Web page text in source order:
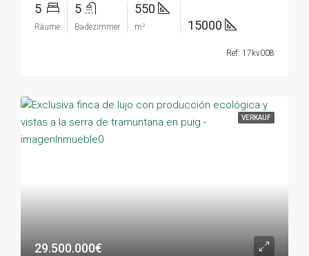
5
Räume
5
Badezimmer
550
m² 15000
Ref: 17kv008
VERKAUF
29.500.000€